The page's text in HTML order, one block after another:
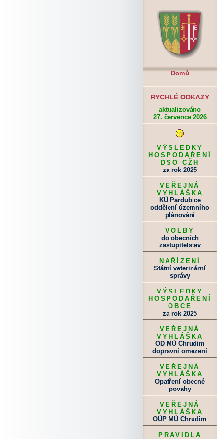
Domů
RYCHLÉ ODKAZY
aktualizováno
27. července 2026
VÝSLEDKY
HOSPODAŘENÍ
DSO CŽH
za rok 2025
VEŘEJNÁ
VYHLÁŠKA
KÚ Pardubice
oddělení územního
plánování
VOLBY
do obecních
zastupitelstev
NAŘÍZENÍ
Státní veterinární
správy
VÝSLEDKY
HOSPODAŘENÍ
OBCE
za rok 2025
VEŘEJNÁ
VYHLÁŠKA
OD MÚ Chrudim
dopravní omezení
VEŘEJNÁ
VYHLÁŠKA
Opatření obecné
povahy
VEŘEJNÁ
VYHLÁŠKA
OÚP MÚ Chrudim
PRAVIDLA